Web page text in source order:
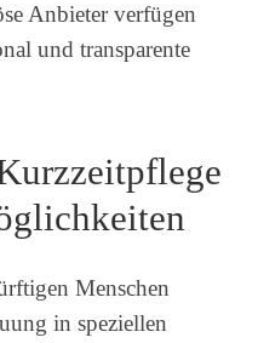
Anbieter verfügen
und transparente
Menschen
in speziellen